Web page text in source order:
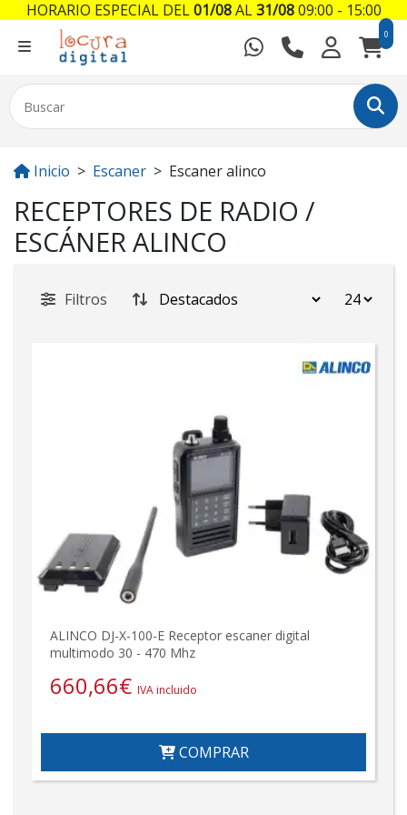
0
Inicio Escaner Escaner alinco
RECEPTORES DE RADIO /
ESCÁNER ALINCO
Filtros
ALINCO DJ-X-100-E Receptor escaner digital
multimodo 30 - 470 Mhz
660,66€ IVA incluido
COMPRAR
HORARIO ESPECIAL DEL01/08AL31/0809:00 - 15:00